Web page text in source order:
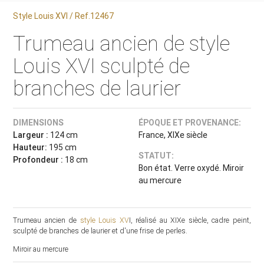
Style Louis XVI / Ref.12467
Trumeau ancien de style
Louis XVI sculpté de
branches de laurier
DIMENSIONS
Largeur : 124 cm
Hauteur: 195 cm
Profondeur : 18 cm
ÉPOQUE ET PROVENANCE:
France, XIXe siècle
STATUT:
Bon état. Verre oxydé. Miroir
au mercure
Trumeau ancien de style Louis XVI, réalisé au XIXe siècle, cadre peint,
sculpté de branches de laurier et d'une frise de perles.
Miroir au mercure